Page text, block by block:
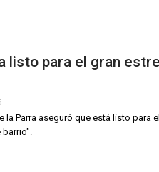
listo para el gran
la Parra aseguró que está listo para
barrio".